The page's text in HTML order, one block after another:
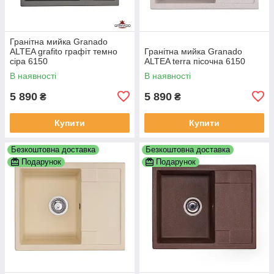
Гранітна мийка Granado
ALTEA grafito графіт темно
сіра 6150
В наявності
5 890 ₴
Купити
Гранітна мийка Granado
ALTEA terra пісочна 6150
В наявності
5 890 ₴
Купити
Безкоштовна доставка
Подарунок
Безкоштовна доставка
Подарунок